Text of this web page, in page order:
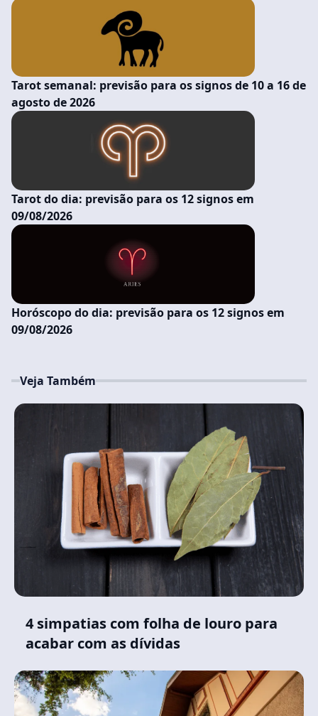
Tarot semanal: previsão para os signos de 10 a 16 de
agosto de 2026
Tarot do dia: previsão para os 12 signos em
09/08/2026
Horóscopo do dia: previsão para os 12 signos em
09/08/2026
Veja Também
4 simpatias com folha de louro para
acabar com as dívidas